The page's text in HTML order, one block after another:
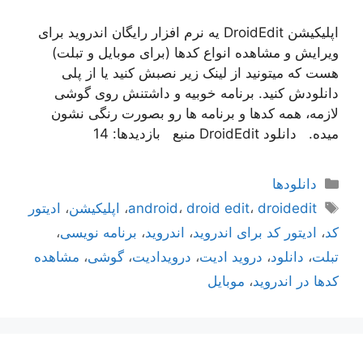
اپلیکیشن DroidEdit یه نرم افزار رایگان اندروید برای
ویرایش و مشاهده انواع کدها (برای موبایل و تبلت)
هست که میتونید از لینک زیر نصبش کنید یا از پلی
دانلودش کنید. برنامه خوبیه و داشتنش روی گوشی
لازمه، همه کدها و برنامه ها رو بصورت رنگی نشون
میده. دانلود DroidEdit منبع بازدیدها: 14
دسته‌ها
دانلودها
برچسب‌ها
android، droid edit، droidedit ، اپلیکیشن، ادیتور
کد، ادیتور کد برای اندروید، اندروید، برنامه نویسی،
تبلت، دانلود، دروید ادیت، درویدادیت، گوشی، مشاهده
کدها در اندروید، موبایل